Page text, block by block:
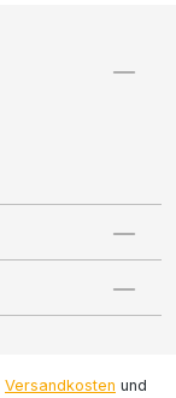
Versandkosten und